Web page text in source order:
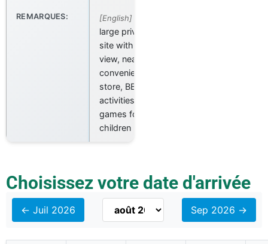
REMARQUES: [English]
large private
site with lake
view, near the
convenience
store, BBQ,
activities and
games for
children
Choisissez votre date d'arrivée
← Juil 2026 Sep 2026 →